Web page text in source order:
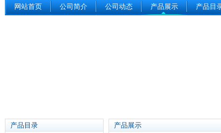
网站首页 公司简介 公司动态 产品展示 产品目
产品目录 产品展示